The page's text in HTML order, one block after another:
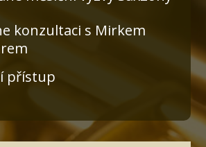
konzultaci s Mirkem
přístup